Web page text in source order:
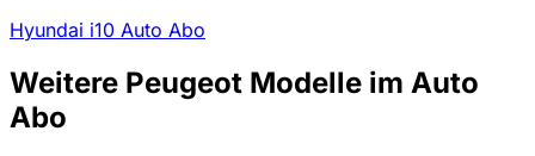
Hyundai i10 Auto Abo
Weitere Peugeot Modelle im Auto
Abo